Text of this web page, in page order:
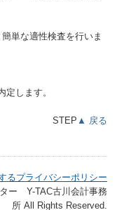
単な適性検査を行いま
します。
STEP ▲ 戻る
るプライバシーポリシー
ー Y-TAC古川会計事務
所 All Rights Reserved.